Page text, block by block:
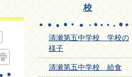
校
清瀬第五中学校 学校の
様子
清瀬第五中学校 給食